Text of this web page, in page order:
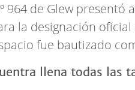
964 de Glew presentó
la designación
fue bautizado